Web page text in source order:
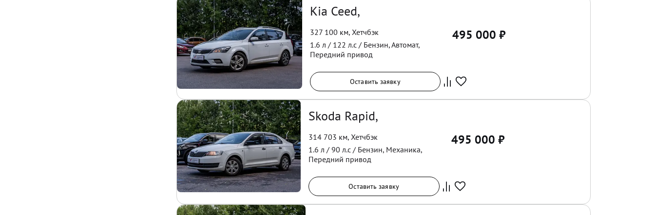
Kia Ceed,
327 100 км,Хетчбэк
1.6 л / 122 л.с / Бензин,Автомат,
Передний привод
495 000 ₽
Оставить заявку
Skoda Rapid,
314 703 км, Хетчбэк
1.6 л / 90 л.с / Бензин, Механика,
Передний привод
495 000 ₽
Оставить заявку